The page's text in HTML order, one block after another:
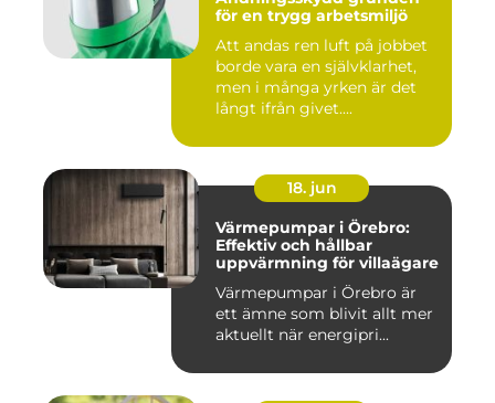
för en trygg arbetsmiljö
Att andas ren luft på jobbet
borde vara en självklarhet,
men i många yrken är det
långt ifrån givet....
18. jun
Värmepumpar i Örebro:
Effektiv och hållbar
uppvärmning för villaägare
Värmepumpar i Örebro är
ett ämne som blivit allt mer
aktuellt när energipri...